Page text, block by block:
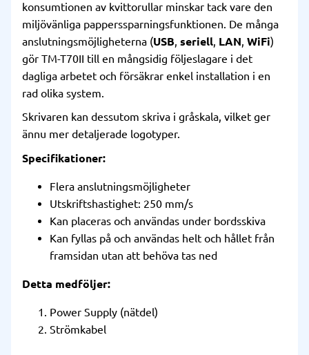
konsumtionen av kvittorullar minskar tack vare den
miljövänliga papperssparningsfunktionen. De många
anslutningsmöjligheterna (USB, seriell, LAN, WiFi)
gör TM-T70II till en mångsidig följeslagare i det
dagliga arbetet och försäkrar enkel installation i en
rad olika system.
Skrivaren kan dessutom skriva i gråskala, vilket ger
ännu mer detaljerade logotyper.
Specifikationer:
Flera anslutningsmöjligheter
Utskriftshastighet: 250 mm/s
Kan placeras och användas under bordsskiva
Kan fyllas på och användas helt och hållet från
framsidan utan att behöva tas ned
Detta medföljer:
Power Supply (nätdel)
Strömkabel